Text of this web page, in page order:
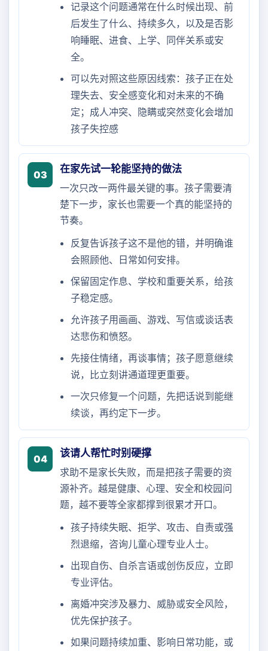
记录这个问题通常在什么时候出现、前
后发生了什么、持续多久，以及是否影
响睡眠、进食、上学、同伴关系或安
全。
可以先对照这些原因线索：孩子正在处
理失去、安全感变化和对未来的不确
定；成人冲突、隐瞒或突然变化会增加
孩子失控感
03
在家先试一轮能坚持的做法
一次只改一两件最关键的事。孩子需要清
楚下一步，家长也需要一个真的能坚持的
节奏。
反复告诉孩子这不是他的错，并明确谁
会照顾他、日常如何安排。
保留固定作息、学校和重要关系，给孩
子稳定感。
允许孩子用画画、游戏、写信或谈话表
达悲伤和愤怒。
先接住情绪，再谈事情；孩子愿意继续
说，比立刻讲通道理更重要。
一次只修复一个问题，先把话说到能继
续谈，再约定下一步。
04
该请人帮忙时别硬撑
求助不是家长失败，而是把孩子需要的资
源补齐。越是健康、心理、安全和校园问
题，越不要等全家都撑到很累才开口。
孩子持续失眠、拒学、攻击、自责或强
烈退缩，咨询儿童心理专业人士。
出现自伤、自杀言语或创伤反应，立即
专业评估。
离婚冲突涉及暴力、威胁或安全风险，
优先保护孩子。
如果问题持续加重、影响日常功能，或